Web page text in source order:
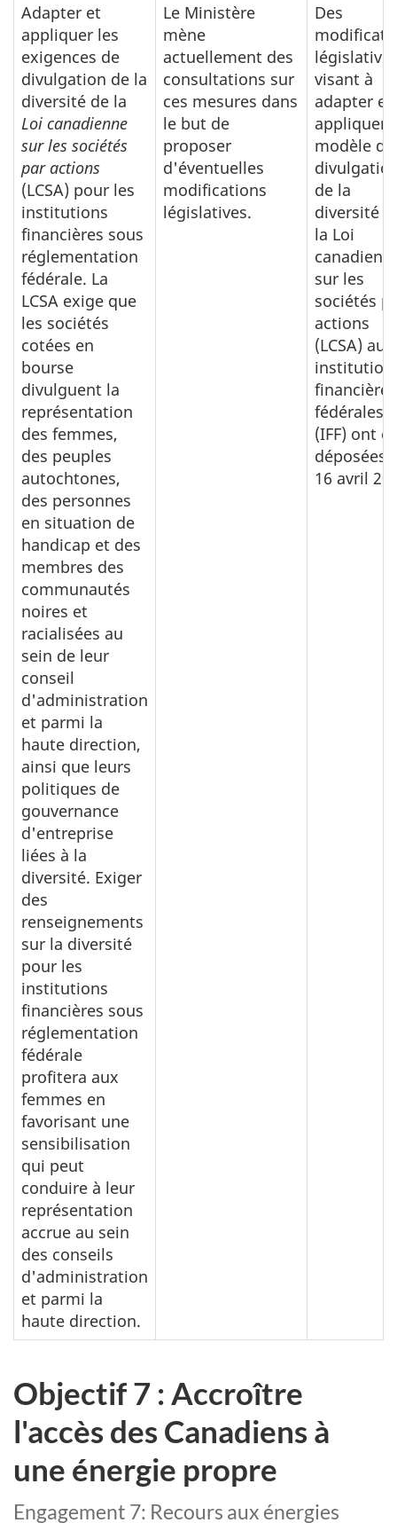
Adapter et
appliquer les
exigences de
divulgation de la
diversité de la
Loi canadienne
sur les sociétés
par actions
(LCSA) pour les
institutions
financières sous
réglementation
fédérale. La
LCSA exige que
les sociétés
cotées en
bourse
divulguent la
représentation
des femmes,
des peuples
autochtones,
des personnes
en situation de
handicap et des
membres des
communautés
noires et
racialisées au
sein de leur
conseil
d'administration
et parmi la
haute direction,
ainsi que leurs
politiques de
gouvernance
d'entreprise
liées à la
diversité. Exiger
des
renseignements
sur la diversité
pour les
institutions
financières sous
réglementation
fédérale
profitera aux
femmes en
favorisant une
sensibilisation
qui peut
conduire à leur
représentation
accrue au sein
des conseils
d'administration
et parmi la
haute direction.
Le Ministère
mène
actuellement des
consultations sur
ces mesures dans
le but de
proposer
d'éventuelles
modifications
législatives.
Des
visant à
adapter et
appliquer
modèle de
de la
diversité
la Loi
sur les
sociétés
actions
(LCSA) aux
financières
fédérales
(IFF) ont
déposées
16 avril
Objectif 7 : Accroître
l'accès des Canadiens à
une énergie propre
Engagement 7: Recours aux énergies